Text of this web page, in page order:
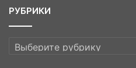
РУБРИКИ
РУБРИКИ